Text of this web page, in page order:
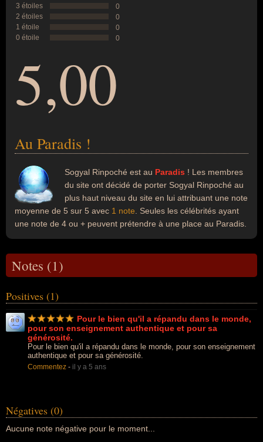
3 étoiles
0
2 étoiles
0
1 étoile
0
0 étoile
0
5,00
Au Paradis !
Sogyal Rinpoché est au Paradis ! Les membres
du site ont décidé de porter Sogyal Rinpoché au
plus haut niveau du site en lui attribuant une note
moyenne de 5 sur 5 avec 1 note . Seules les célébrités ayant
une note de 4 ou + peuvent prétendre à une place au Paradis.
Notes (1)
Positives (1)
Pour le bien qu'il a répandu dans le monde,
pour son enseignement authentique et pour sa
générosité.
Pour le bien qu'il a répandu dans le monde, pour son enseignement
authentique et pour sa générosité.
Commentez - il y a 5 ans
Négatives (0)
Aucune note négative pour le moment...